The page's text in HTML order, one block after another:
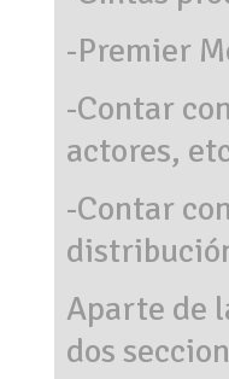
-Premier
-Contar
actores,
-Contar
Aparte de
dos